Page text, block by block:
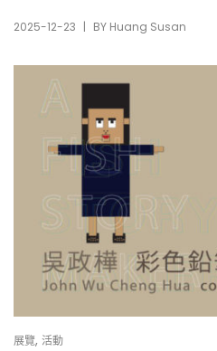
2025-12-23 | BY Huang Susan
展覽, 活動